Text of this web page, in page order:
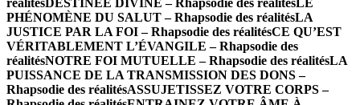
réalitésDESTINÉE DIVINE – Rhapsodie des réalitésLE
PHÉNOMÈNE DU SALUT – Rhapsodie des réalitésLA
JUSTICE PAR LA FOI – Rhapsodie des réalitésCE QU’EST
VÉRITABLEMENT L’ÉVANGILE – Rhapsodie des
réalitésNOTRE FOI MUTUELLE – Rhapsodie des réalitésLA
PUISSANCE DE LA TRANSMISSION DES DONS –
Rhapsodie des réalitésASSUJETISSEZ VOTRE CORPS –